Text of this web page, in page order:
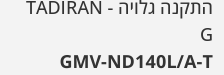
התקנה גלויה - TADIRAN
G
GMV-ND140L/A-T